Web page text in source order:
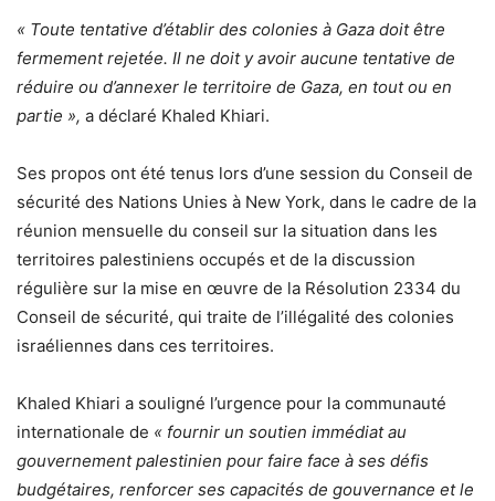
« Toute tentative d’établir des colonies à Gaza doit être
fermement rejetée. Il ne doit y avoir aucune tentative de
réduire ou d’annexer le territoire de Gaza, en tout ou en
partie », a déclaré Khaled Khiari.
Ses propos ont été tenus lors d’une session du Conseil de
sécurité des Nations Unies à New York, dans le cadre de la
réunion mensuelle du conseil sur la situation dans les
territoires palestiniens occupés et de la discussion
régulière sur la mise en œuvre de la Résolution 2334 du
Conseil de sécurité, qui traite de l’illégalité des colonies
israéliennes dans ces territoires.
Khaled Khiari a souligné l’urgence pour la communauté
internationale de « fournir un soutien immédiat au
gouvernement palestinien pour faire face à ses défis
budgétaires, renforcer ses capacités de gouvernance et le